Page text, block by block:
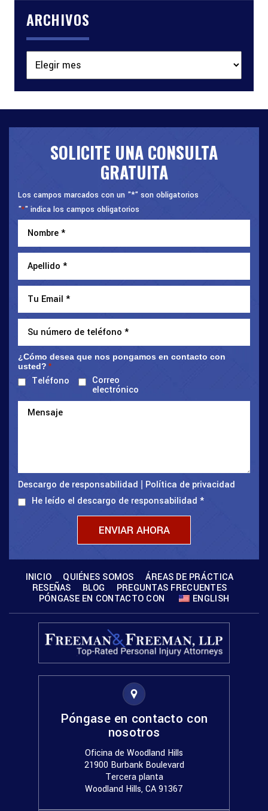
ARCHIVOS
SOLICITE UNA CONSULTA
GRATUITA
Los campos marcados con un "*" son obligatorios
"*" indica los campos obligatorios
¿Cómo desea que nos pongamos en contacto con
usted? *
Teléfono Correo
electrónico
Descargo de responsabilidad
Política de privacidad
He leído el descargo de responsabilidad *
INICIO QUIÉNES SOMOS
ÁREAS DE PRÁCTICA
RESEÑAS
BLOG
PREGUNTAS FRECUENTES
PÓNGASE EN CONTACTO CON
ENGLISH
Póngase en contacto con
nosotros
Oficina de Woodland Hills
21900 Burbank Boulevard
Tercera planta
Woodland Hills, CA 91367